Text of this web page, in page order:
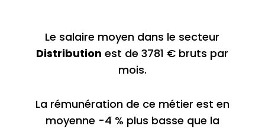
Le salaire moyen dans le secteur
Distribution est de 3781 € bruts par
mois.
La rémunération de ce métier est en
moyenne -4 % plus basse que la